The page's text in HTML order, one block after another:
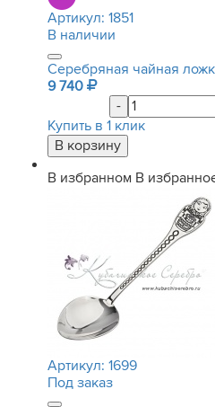
Артикул: 1851
В наличии
Серебряная чайная
9 740
-
Купить в 1 клик
В избранном В
Артикул: 1699
Под заказ